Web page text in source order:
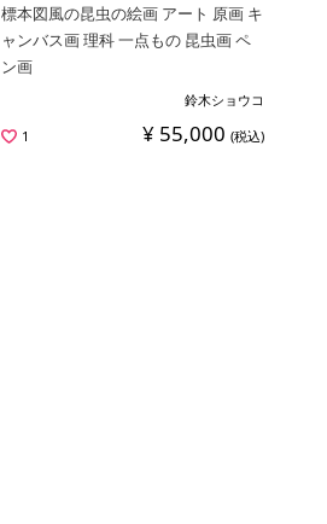
標本図風の昆虫の絵画 アート 原画 キ
ャンバス画 理科 一点もの 昆虫画 ペ
ン画
鈴木ショウコ
1
¥ 55,000 (税込)